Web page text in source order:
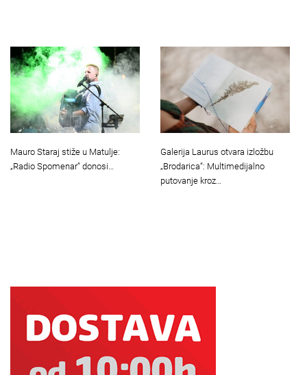
Mauro Staraj stiže u Matulje:
„Radio Spomenar” donosi…
Galerija Laurus otvara izložbu
„Brodarica“: Multimedijalno
putovanje kroz…